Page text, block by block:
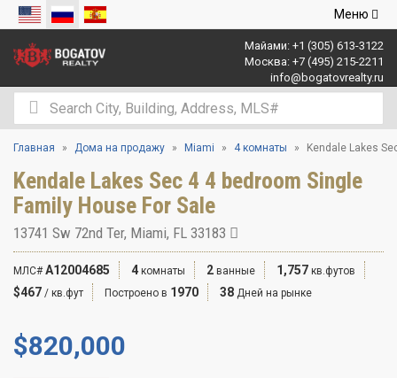
Открыть
Меню
Майами: +1 (305) 613-3122
Москва: +7 (495) 215-2211
info@bogatovrealty.ru
Главная Дома на продажу Miami 4 комнаты Kendale Lakes
Kendale Lakes Sec 4 4 bedroom Single
Family House For Sale
13741 Sw 72nd Ter, Miami, FL 33183
МЛС# A12004685 4 комнаты 2 ванные 1,757 кв.футов
$467 / кв.фут Построено в 1970 38 Дней на рынке
$820,000